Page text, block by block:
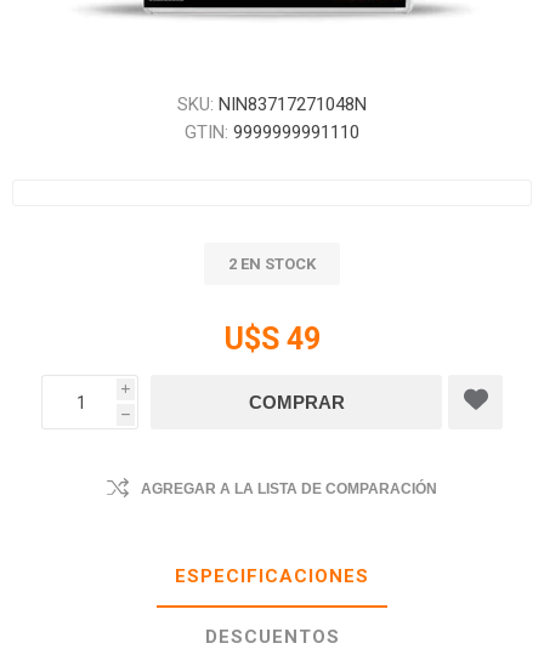
SKU: NIN83717271048N
GTIN: 9999999991110
2 EN STOCK
U$S 49
i
h
AGREGAR A LA LISTA DE COMPARACIÓN
ESPECIFICACIONES
DESCUENTOS